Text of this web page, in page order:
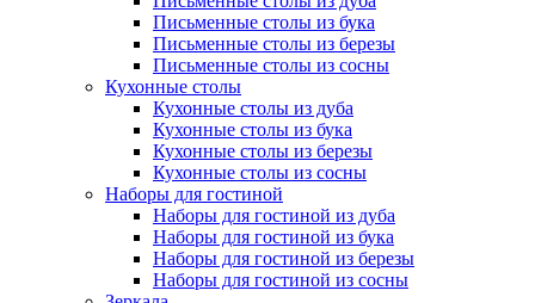
Письменные столы из бука
Письменные столы из березы
Письменные столы из сосны
Кухонные столы
Кухонные столы из дуба
Кухонные столы из бука
Кухонные столы из березы
Кухонные столы из сосны
Наборы для гостиной
Наборы для гостиной из дуба
Наборы для гостиной из бука
Наборы для гостиной из березы
Наборы для гостиной из сосны